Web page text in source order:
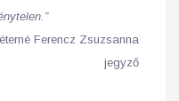
Ferencz Zsuzsanna
jegyző